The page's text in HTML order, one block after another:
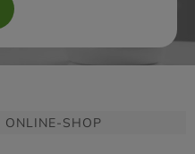
ONLINE-SHOP